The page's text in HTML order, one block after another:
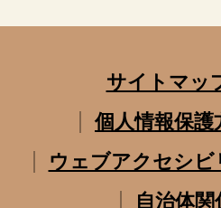
サイトマッ
個人情報保護
ウェブアクセシビ
自治体